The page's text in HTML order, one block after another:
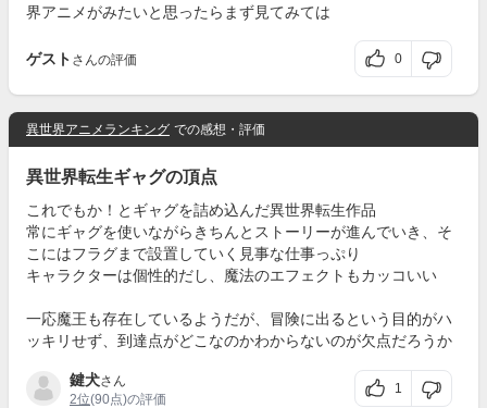
界アニメがみたいと思ったらまず見てみては
ゲスト さんの評価 0
異世界アニメランキング での感想・評価
異世界転生ギャグの頂点
これでもか！とギャグを詰め込んだ異世界転生作品
常にギャグを使いながらきちんとストーリーが進んでいき、そ
こにはフラグまで設置していく見事な仕事っぷり
キャラクターは個性的だし、魔法のエフェクトもカッコいい
一応魔王も存在しているようだが、冒険に出るという目的がハ
ッキリせず、到達点がどこなのかわからないのが欠点だろうか
鍵犬さん
2位(90点)の評価
1